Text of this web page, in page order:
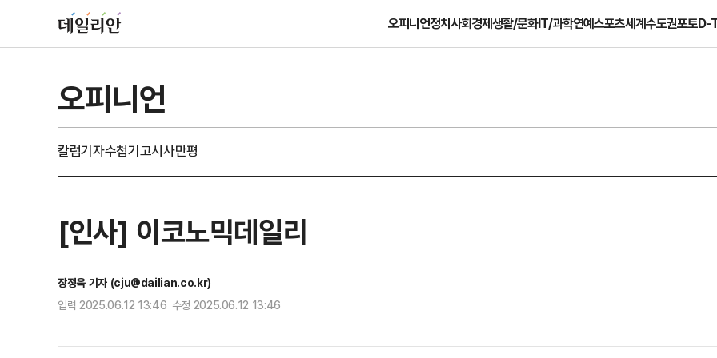
오피니언정치사회경제생활/문화IT/과학연예스포츠세계수도권포토D-
오피니언
칼럼기자수첩기고시사만평
[인사] 이코노믹데일리
장정욱 기자 (cju@dailian.co.kr)
입력 2025.06.12 13:46 수정 2025.06.12 13:46